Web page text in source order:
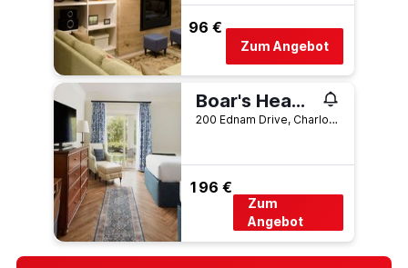
96 €
Zum Angebot
Boar's Head Resort
200 Ednam Drive, Charlottesville, VA, USA
196 €
Zum
Angebot